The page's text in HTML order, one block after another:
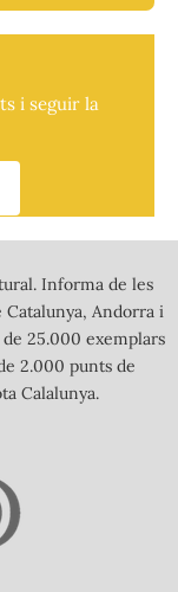
i seguir la
Informa de les
Andorra i
25.000 exemplars
2.000 punts de
Calalunya.